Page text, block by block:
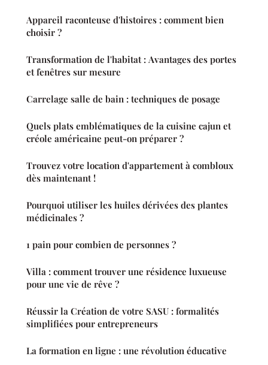
Appareil raconteuse d'histoires : comment bien
choisir ?
Transformation de l'habitat : Avantages des portes
et fenêtres sur mesure
Carrelage salle de bain : techniques de posage
Quels plats emblématiques de la cuisine cajun et
créole américaine peut-on préparer ?
Trouvez votre location d'appartement à combloux
dès maintenant !
Pourquoi utiliser les huiles dérivées des plantes
médicinales ?
1 pain pour combien de personnes ?
Villa : comment trouver une résidence luxueuse
pour une vie de rêve ?
Réussir la Création de votre SASU : formalités
simplifiées pour entrepreneurs
La formation en ligne : une révolution éducative